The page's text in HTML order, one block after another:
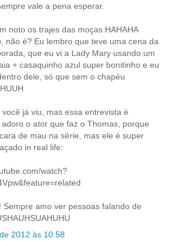
vale a pena esperar.
noto os trajes das moças HAHAHA
não é? Eu lembro que teve uma cena da
que eu vi a Lady Mary usando um
+ casaquinho azul super bonitinho e eu
dele, só que sem o chapéu
você já viu, mas essa entrevista é
adoro o ator que faz o Thomas, porque
de mau na série, mas ele é super
in real life:
watch?
Sempre amo ver pessoas falando de
2012 às 10:58